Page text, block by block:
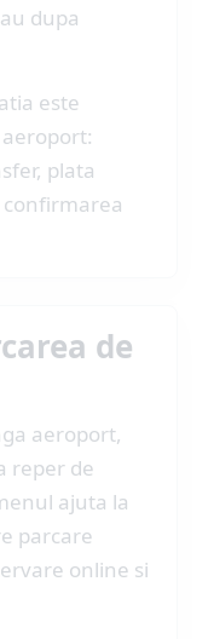
dupa
este
plata
de
aeroport,
reper de
ajuta la
parcare
online si